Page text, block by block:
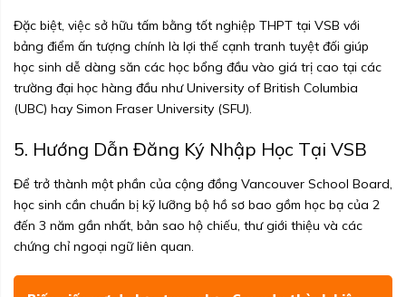
Đặc biệt, việc sở hữu tấm bằng tốt nghiệp THPT tại VSB với
bảng điểm ấn tượng chính là lợi thế cạnh tranh tuyệt đối giúp
học sinh dễ dàng săn các học bổng đầu vào giá trị cao tại các
trường đại học hàng đầu như University of British Columbia
(UBC) hay Simon Fraser University (SFU).
5. Hướng Dẫn Đăng Ký Nhập Học Tại VSB
Để trở thành một phần của cộng đồng Vancouver School Board,
học sinh cần chuẩn bị kỹ lưỡng bộ hồ sơ bao gồm học bạ của 2
đến 3 năm gần nhất, bản sao hộ chiếu, thư giới thiệu và các
chứng chỉ ngoại ngữ liên quan.